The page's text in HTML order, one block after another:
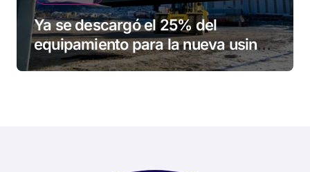
Ya se descargó el 25% del
equipamiento para la nueva usina
de Ushuaia